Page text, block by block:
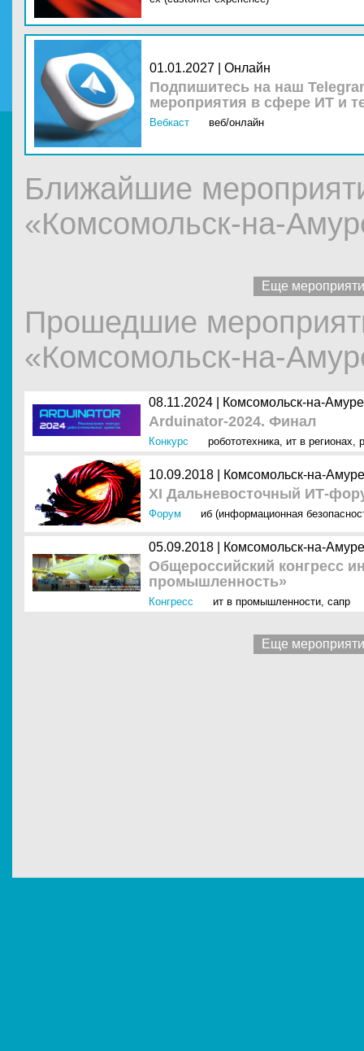
01.01.2027 | Онлайн
Подпишитесь на наш
мероприятия в сфере ИТ и
Вебкаст веб/онлайн
Ближайшие
«Комсомольск-на-
Еще
Прошедшие
«Комсомольск-на-
08.11.2024 | Комсомольск-на-Амуре
Arduinator-2024. Финал
Конкурс робототехника, ит в регионах,
10.09.2018 | Комсомольск-на-Амуре
XI Дальневосточный ИТ-
Форум иб (информационная
05.09.2018 | Комсомольск-на-Амуре
Общероссийский конгресс
промышленность»
Конгресс ит в промышленности, сапр
Еще